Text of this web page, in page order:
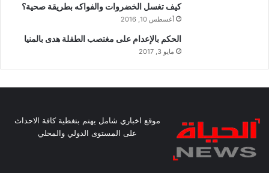
كيف تغسل الخضروات والفواكه بطريقة صحية؟
أغسطس 10, 2016
الحكم بالإعدام على مغتصب الطفلة هدى بالمنيا
مايو 3, 2017
موقع اخباري شامل يهتم بتغطية كافة الاحداث
على المستوى الدولي والمحلي